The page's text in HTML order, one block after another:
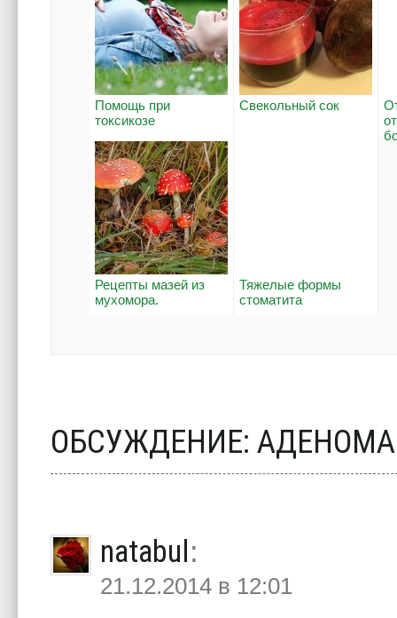
Помощь при
токсикозе
Свекольный сок
Рецепты мазей из
мухомора.
Тяжелые формы
стоматита
ОБСУЖДЕНИЕ:
natabul:
21.12.2014 в 12:01